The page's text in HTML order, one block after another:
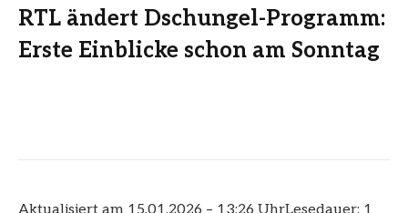
RTL ändert Dschungel-Programm:
Erste Einblicke schon am Sonntag